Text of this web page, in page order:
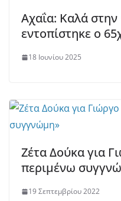
Αχαΐα: Καλά στην
εντοπίστηκε ο
18 Ιουνίου 2025
Ζέτα Δούκα για
περιμένω
19 Σεπτεμβρίου 2022